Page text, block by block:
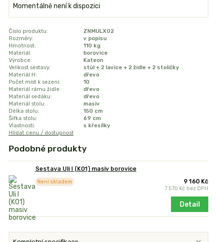
Momentálně není k dispozici
Číslo produktu:
ZNMULX02
Rozměry:
v popisu
Hmotnost:
110 kg
Materiál:
borovice
Výrobce:
Kateon
Velikost sestavy:
stůl + 2 lavice + 2 židle + 2 stoličky
Materiál H:
dřevo
Počet míst k sezení:
10
Materiál rámu židle:
dřevo
Materiál sedáku:
dřevo
Materiál stolu:
masiv
Délka stolu:
150 cm
Šířka stolu:
69 cm
Vlastnosti:
s křesílky
Hlídat cenu / dostupnost
Podobné produkty
Sestava Uli I (K01) masiv borovice
9 160 Kč
7 570 Kč bez DPH
Není skladem
Detail